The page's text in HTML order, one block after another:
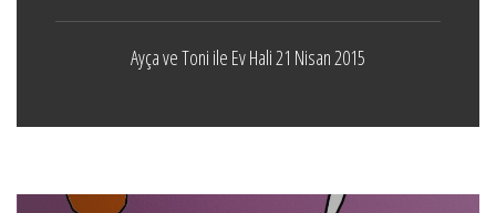
Ayça ve Toni ile Ev Hali 21 Nisan 2015